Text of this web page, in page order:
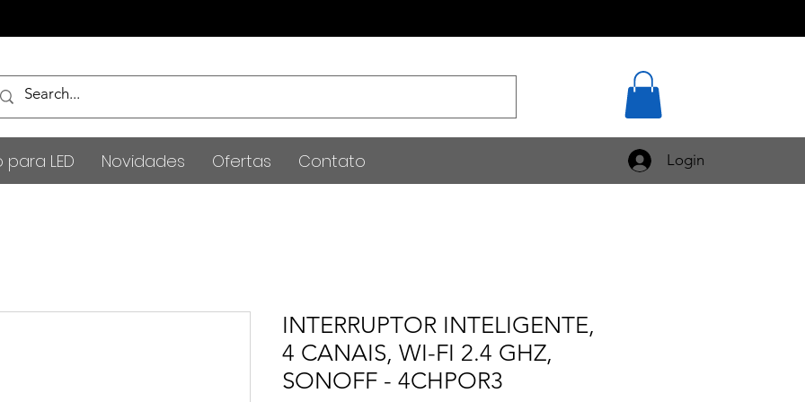
LED Novidades Ofertas Contato Login
INTERRUPTOR INTELIGENTE,
4 CANAIS, WI-FI 2.4 GHZ,
SONOFF - 4CHPOR3